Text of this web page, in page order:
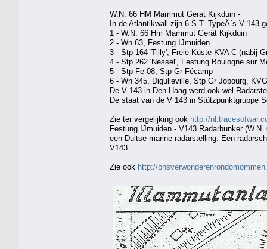
W.N. 66 HM Mammut Gerat Kijkduin -
In de Atlantikwall zijn 6 S.T. TypeÂ´s V 143
1 - W.N. 66 Hm Mammut Gerät Kijkduin
2 - Wn 63, Festung IJmuiden
3 - Stp 164 'Tilly', Freie Küste KVA C (nabij
4 - Stp 262 'Nessel', Festung Boulogne sur
5 - Stp Fe 08, Stp Gr Fécamp
6 - Wn 345, Digulleville, Stp Gr Jobourg,
De V 143 in Den Haag werd ook wel
De staat van de V 143 in Stützpunktgruppe
Zie ter vergelijking ook http://
Festung IJmuiden - V143 Radarbunker
een Duitse marine radarstelling. Een
V143.
Zie ook http://